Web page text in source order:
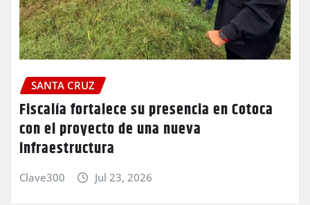
SANTA CRUZ
Fiscalía fortalece su presencia en Cotoca
con el proyecto de una nueva
infraestructura
Clave300 Jul 23, 2026